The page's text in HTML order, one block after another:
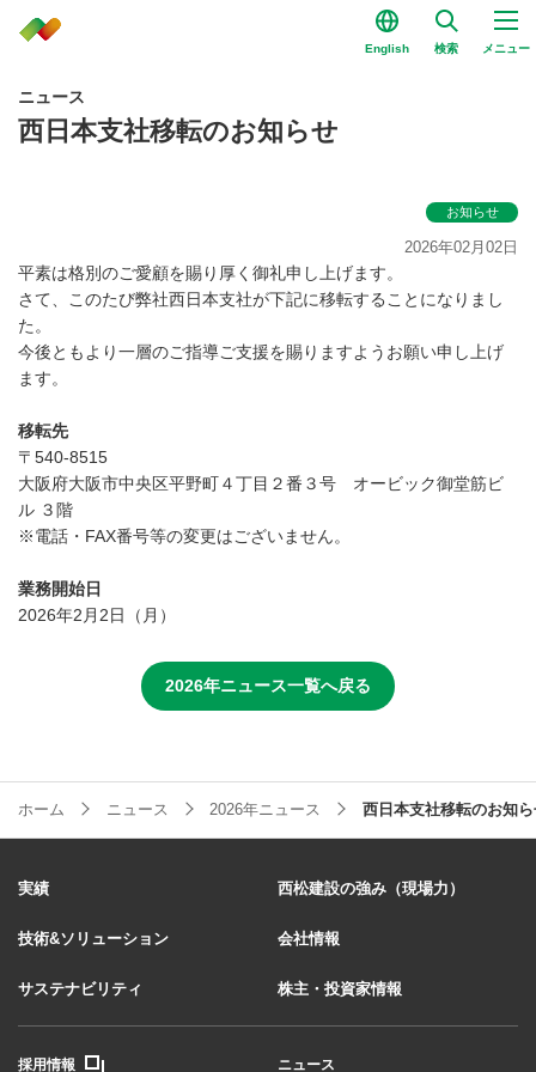
English 検索 メニュー
ニュース
西日本支社移転のお知らせ
お知らせ
2026年02月02日
平素は格別のご愛顧を賜り厚く御礼申し上げます。
さて、このたび弊社西日本支社が下記に移転することになりまし
た。
今後ともより一層のご指導ご支援を賜りますようお願い申し上げ
ます。
移転先
〒540-8515
大阪府大阪市中央区平野町４丁目２番３号 オービック御堂筋ビ
ル ３階
※電話・FAX番号等の変更はございません。
業務開始日
2026年2月2日（月）
2026年ニュース一覧へ戻る
ホーム ニュース 2026年ニュース 西日本支社移転のお知
実績 西松建設の強み（現場力）
技術&ソリューション 会社情報
サステナビリティ 株主・投資家情報
採用情報 ニュース